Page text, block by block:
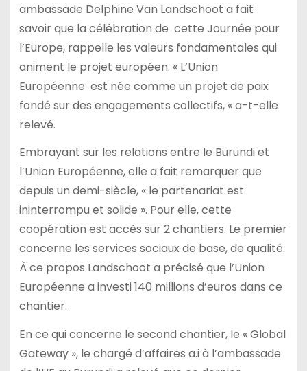
ambassade Delphine Van Landschoot a fait
savoir que la célébration de cette Journée pour
l’Europe, rappelle les valeurs fondamentales qui
animent le projet européen. « L’Union
Européenne est née comme un projet de paix
fondé sur des engagements collectifs, « a-t-elle
relevé.
Embrayant sur les relations entre le Burundi et
l’Union Européenne, elle a fait remarquer que
depuis un demi-siècle, « le partenariat est
ininterrompu et solide ». Pour elle, cette
coopération est accès sur 2 chantiers. Le premier
concerne les services sociaux de base, de qualité.
À ce propos Landschoot a précisé que l’Union
Européenne a investi 140 millions d’euros dans ce
chantier.
En ce qui concerne le second chantier, le « Global
Gateway », le chargé d’affaires a.i à l’ambassade